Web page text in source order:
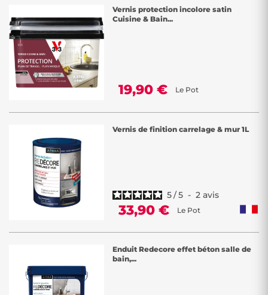
Vernis protection incolore satin
Cuisine & Bain...
19,90 € Le Pot
Vernis de finition carrelage & mur 1L
5/5 - 2 avis
33,90 € Le Pot
Enduit Redecore effet béton salle de
bain,...